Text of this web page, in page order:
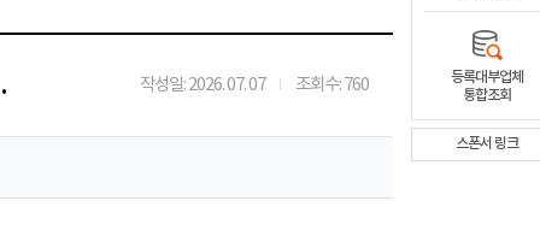
대출 보기 작성일: 2026. 07. 07 조회수: 760
등록대부업체
통합조회
스폰서 링크